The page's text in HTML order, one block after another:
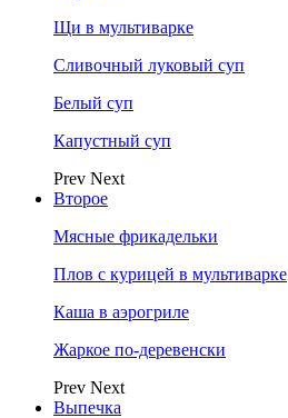
Щи в мультиварке
Сливочный луковый суп
Белый суп
Капустный суп
Prev Next
Второе
Мясные фрикадельки
Плов с курицей в мультиварке
Каша в аэрогриле
Жаркое по-деревенски
Prev Next
Выпечка